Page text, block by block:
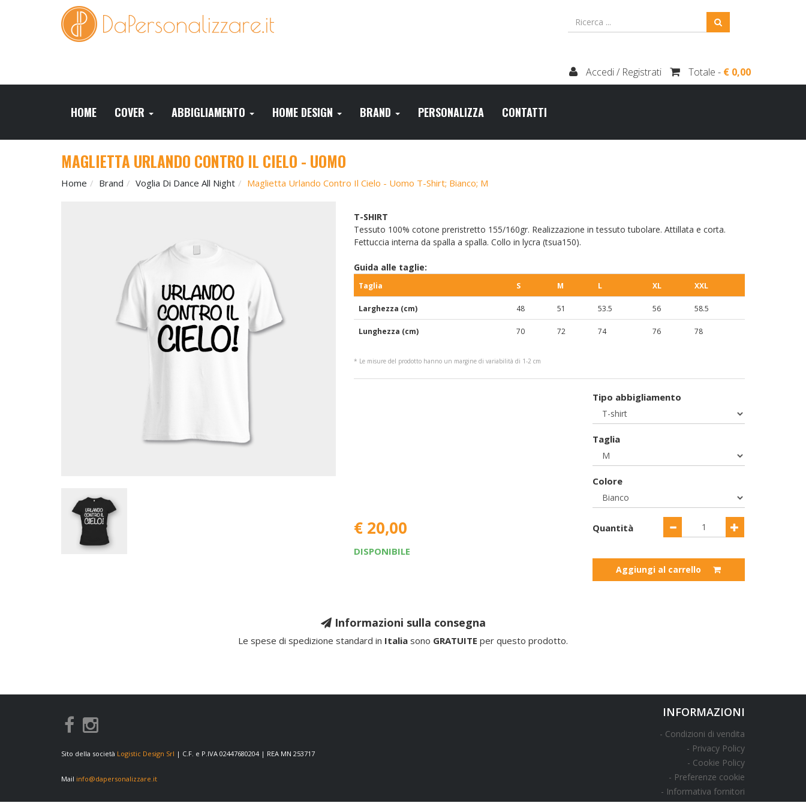
Accedi / Registrati Totale - € 0,00
HOME COVER ABBIGLIAMENTO HOME DESIGN BRAND PERSONALIZZA CONTATTI
MAGLIETTA URLANDO CONTRO IL CIELO - UOMO
Home Brand Voglia Di Dance All Night Maglietta Urlando Contro Il Cielo - Uomo T-Shirt; Bianco; M
T-SHIRT
Tessuto 100% cotone preristretto 155/160gr. Realizzazione in tessuto tubolare. Attillata e corta.
Fettuccia interna da spalla a spalla. Collo in lycra (tsua150).
Guida alle taglie:
Taglia S M L XL XXL
Larghezza (cm) 48 51 53.5 56 58.5
Lunghezza (cm) 70 72 74 76 78
* Le misure del prodotto hanno un margine di variabilità di 1-2 cm
Tipo abbigliamento
Taglia
Colore
€ 20,00
DISPONIBILE
Quantità
Aggiungi al carrello
Informazioni sulla consegna
Le spese di spedizione standard in Italia sono GRATUITE per questo prodotto.
Sito della società Logistic Design Srl | C.F. e P.IVA 02447680204 | REA MN 253717
Mail info@dapersonalizzare.it
INFORMAZIONI
Condizioni di vendita
Privacy Policy
Cookie Policy
Preferenze cookie
Informativa fornitori